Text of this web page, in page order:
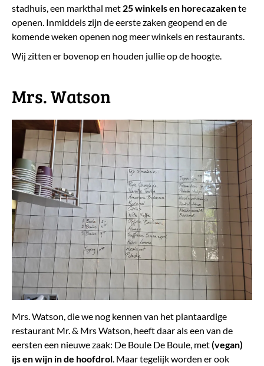
stadhuis, een markthal met 25 winkels en horecazakente
openen. Inmiddels zijn de eerste zaken geopend en de
komende weken openen nog meer winkels en restaurants.
Wij zitten er bovenop en houden jullie op de hoogte.
​Mrs. Watson
Mrs. Watson, die we nog kennen van het plantaardige
restaurant Mr. & Mrs Watson, heeft daar als een van de
eersten een nieuwe zaak: De Boule De Boule, met(vegan)
ijs en wijn in de hoofdrol. Maar tegelijk worden er ook